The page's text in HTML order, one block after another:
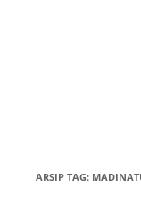
ARSIP TAG: